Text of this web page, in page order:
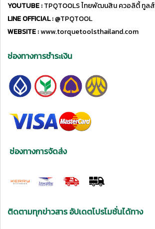
YOUTUBE :TPQTOOLS ไทยพัฒนสิน ควอลิตี้ ทูลส์
LINE OFFICIAL :@TPQTOOL
WEBSITE :www.torquetoolsthailand.com
ช่องทางการชำระเงิน
ช่องทางการจัดส่ง
ติดตามทุกข่าวสาร อัปเดตโปรโมชั่นได้ทาง